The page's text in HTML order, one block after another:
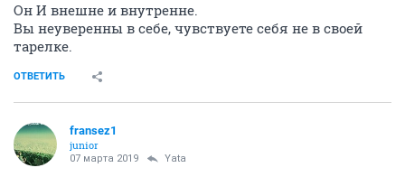
Он И внешне и внутренне.
Вы неуверенны в себе, чувствуете себя не в своей
тарелке.
ОТВЕТИТЬ
fransez1
junior
07 марта 2019 Yata